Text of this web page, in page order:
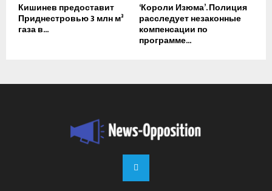
Кишинев предоставит
Приднестровью 3 млн м³
газа в...
‘Короли Изюма’. Полиция
расследует незаконные
компенсации по
программе...